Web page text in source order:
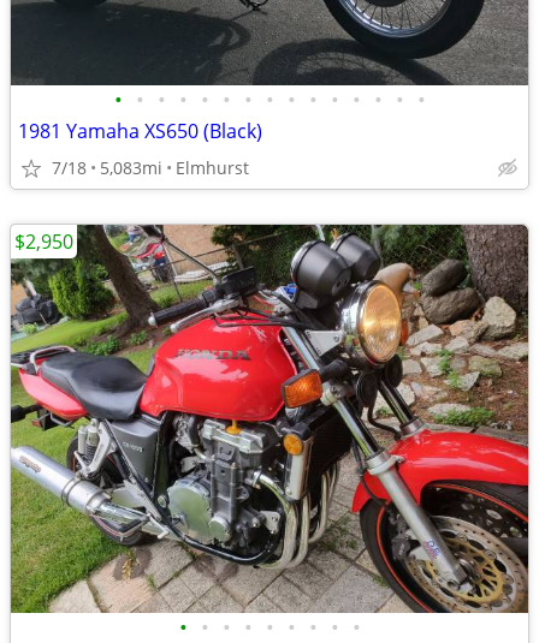
• • • • • • • • • • • • • • •
1981 Yamaha XS650 (Black)
7/18 5,083mi Elmhurst
• • • • • • • • •
$2,950